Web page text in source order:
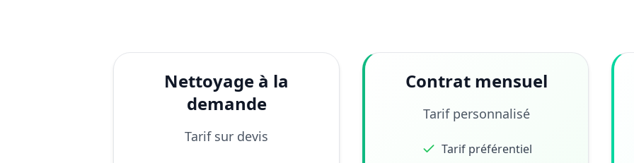
Nettoyage à la
demande
Tarif sur devis
Contrat mensuel
Tarif personnalisé
Tarif préférentiel